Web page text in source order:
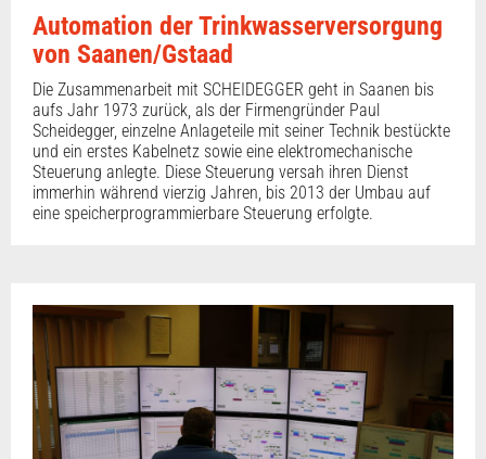
Automation der Trinkwasserversorgung
von Saanen/Gstaad
Die Zusammenarbeit mit SCHEIDEGGER geht in Saanen bis
aufs Jahr 1973 zurück, als der Firmengründer Paul
Scheidegger, einzelne Anlageteile mit seiner Technik bestückte
und ein erstes Kabelnetz sowie eine elektromechanische
Steuerung anlegte. Diese Steuerung versah ihren Dienst
immerhin während vierzig Jahren, bis 2013 der Umbau auf
eine speicherprogrammierbare Steuerung erfolgte.